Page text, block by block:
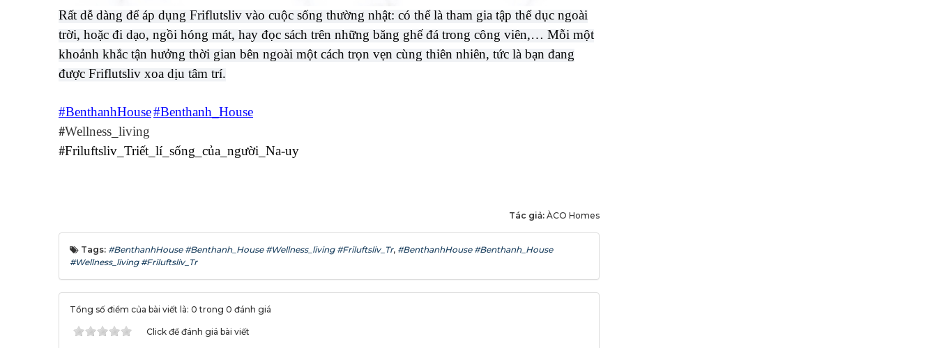
Rất dễ dàng để áp dụng Friflutsliv vào cuộc sống thường nhật: có thể là tham gia tập thể dục ngoài
trời, hoặc đi dạo, ngồi hóng mát, hay đọc sách trên những băng ghế đá trong công viên,… Mỗi một
khoảnh khắc tận hưởng thời gian bên ngoài một cách trọn vẹn cùng thiên nhiên, tức là bạn đang
được Friflutsliv xoa dịu tâm trí.
#BenthanhHouse#Benthanh_House
#Wellness_living
#Fr­iluftsliv­_Triết_lí_sống_của_người_Na-uy
Tác giả: ÀCO Homes
Tags: #BenthanhHouse #Benthanh_House #Wellness_living #Fr­iluftsliv­_Tr, #BenthanhHouse #Benthanh_House
#Wellness_living #Fr­iluftsliv­_Tr
Tổng số điểm của bài viết là: 0 trong 0 đánh giá
Click để đánh giá bài viết